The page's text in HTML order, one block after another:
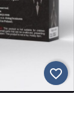
favorite_border